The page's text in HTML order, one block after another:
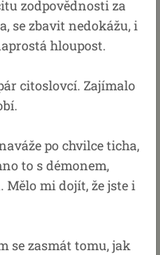
zodpovědnosti za
se zbavit nedokážu, i
hloupost.
citoslovcí. Zajímalo
po chvilce ticha,
to s démonem,
Mělo mi dojít, že jste i
se zasmát tomu, jak